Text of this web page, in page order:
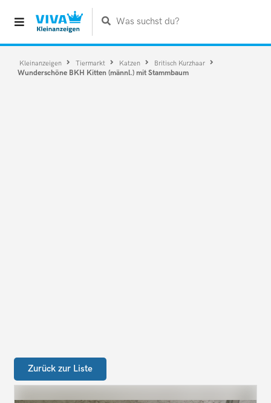
Was suchst du?
Kleinanzeigen Tiermarkt Katzen Britisch Kurzhaar
Wunderschöne BKH Kitten (männl.) mit Stammbaum
Zurück zur Liste